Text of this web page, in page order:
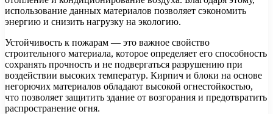
использование данных материалов позволяет сэкономить
энергию и снизить нагрузку на экологию.
Устойчивость к пожарам — это важное свойство
строительного материала, которое определяет его способность
сохранять прочность и не подвергаться разрушению при
воздействии высоких температур. Кирпич и блоки на основе
негорючих материалов обладают высокой огнестойкостью,
что позволяет защитить здание от возгорания и предотвратить
распространение огня.